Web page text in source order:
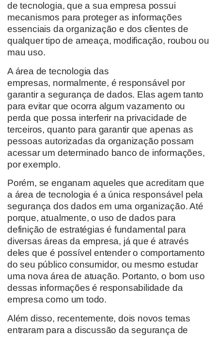
de tecnologia, que a sua empresa possui
mecanismos para proteger as informações
essenciais da organização e dos clientes de
qualquer tipo de ameaça, modificação, roubou ou
mau uso.
A área de tecnologia das
empresas, normalmente, é responsável por
garantir a segurança de dados. Elas agem tanto
para evitar que ocorra algum vazamento ou
perda que possa interferir na privacidade de
terceiros, quanto para garantir que apenas as
pessoas autorizadas da organização possam
acessar um determinado banco de informações,
por exemplo.
Porém, se enganam aqueles que acreditam que
a área de tecnologia é a única responsável pela
segurança dos dados em uma organização. Até
porque,atualmente, o uso de dados para
definição de estratégias é fundamental para
diversas áreas da empresa, já que é através
deles que é possível entender o comportamento
do seu público consumidor, ou mesmo estudar
uma nova área de atuação. Portanto, o bom uso
dessas informações é responsabilidade da
empresa como um todo.
Além disso, recentemente, dois novos temas
entraram para a discussão da segurança de